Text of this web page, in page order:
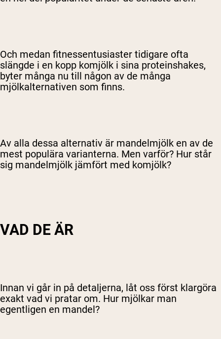
Och medan fitnessentusiaster tidigare ofta
slängde i en kopp komjölk i sina proteinshakes,
byter många nu till någon av de många
mjölkalternativen som finns.
Av alla dessa alternativ är mandelmjölk en av de
mest populära varianterna. Men varför? Hur står
sig mandelmjölk jämfört med komjölk?
VAD DE ÄR
Innan vi går in på detaljerna, låt oss först klargöra
exakt vad vi pratar om. Hur mjölkar man
egentligen en mandel?